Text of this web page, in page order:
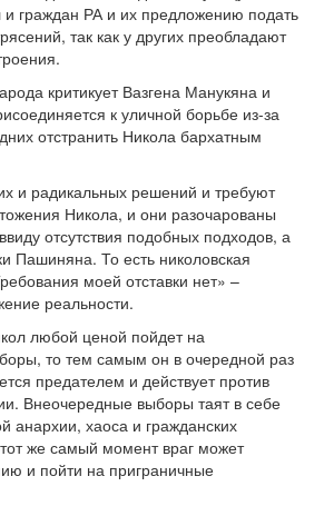
и граждан РА и их предложению подать
так как у других преобладают
критикует Вазгена Манукяна и
к уличной борьбе из-за
отстранить Никола бархатным
и радикальных решений и требуют
Никола, и они разочарованы
отсутствия подобных подходов, а
Пашиняна. То есть николовская
моей отставки нет» –
реальности.
любой ценой пойдет на
то тем самым он в очередной раз
предателем и действует против
Внеочередные выборы таят в себе
анархии, хаоса и гражданских
же самый момент враг может
и пойти на приграничные